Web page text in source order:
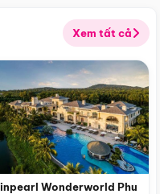
Xem tất cả
Wonderworld Phu